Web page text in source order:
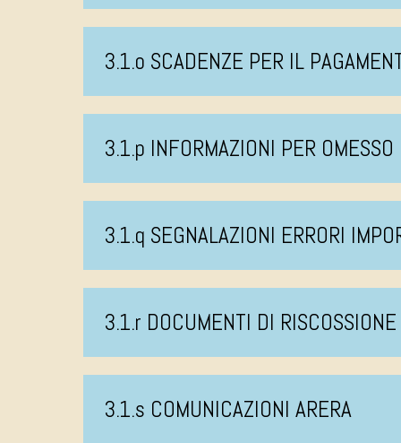
3.1.o SCADENZE PER IL
3.1.p INFORMAZIONI PER OMESSO
3.1.q SEGNALAZIONI ERRORI
3.1.r DOCUMENTI DI
3.1.s COMUNICAZIONI ARERA